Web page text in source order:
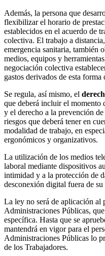
Además, la persona que
flexibilizar el horario de
establecidos en el acuerdo de
colectiva. El trabajo a
emergencia sanitaria, también
medios, equipos y
negociación colectiva
gastos derivados de esta forma
Se regula, así mismo, el
que deberá incluir el
y el derecho a la prevención
riesgos que deberá tener en
modalidad de trabajo, en
ergonómicos y organizativos.
La utilización de los medios
laboral mediante dispositivos
intimidad y a la protección de
desconexión digital fuera de
La ley no será de aplicación al
Administraciones Públicas,
específica. Hasta que se
mantendrá en vigor para el
Administraciones Públicas lo
de los Trabajadores.